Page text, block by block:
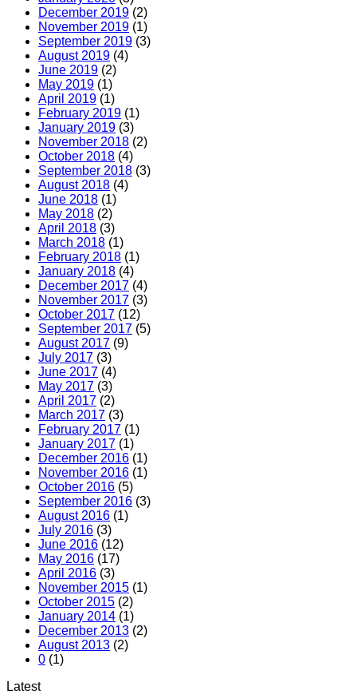
December 2019 (2)
November 2019 (1)
September 2019 (3)
August 2019 (4)
June 2019 (2)
May 2019 (1)
April 2019 (1)
February 2019 (1)
January 2019 (3)
November 2018 (2)
October 2018 (4)
September 2018 (3)
August 2018 (4)
June 2018 (1)
May 2018 (2)
April 2018 (3)
March 2018 (1)
February 2018 (1)
January 2018 (4)
December 2017 (4)
November 2017 (3)
October 2017 (12)
September 2017 (5)
August 2017 (9)
July 2017 (3)
June 2017 (4)
May 2017 (3)
April 2017 (2)
March 2017 (3)
February 2017 (1)
January 2017 (1)
December 2016 (1)
November 2016 (1)
October 2016 (5)
September 2016 (3)
August 2016 (1)
July 2016 (3)
June 2016 (12)
May 2016 (17)
April 2016 (3)
November 2015 (1)
October 2015 (2)
January 2014 (1)
December 2013 (2)
August 2013 (2)
0 (1)
Latest